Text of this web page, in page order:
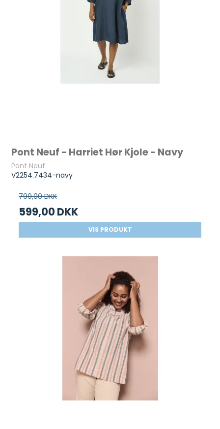
Pont Neuf - Harriet Hør Kjole - Navy
Pont Neuf
V2254.7434-navy
799,00 DKK
599,00 DKK
VIS PRODUKT